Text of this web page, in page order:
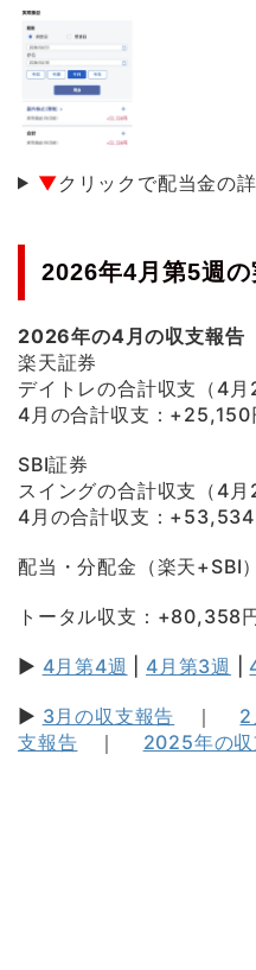
▼クリックで配当金の
2026年4月第5週
2026年の4月の収支報告
楽天証券
デイトレの合計収支（4
4月の合計収支：+25,150
SBI証券
スイングの合計収支（4
4月の合計収支：+53,534
配当・分配金（楽天+SBI
トータル収支：+80,358
▶ 4月第4週 4月第3週
▶ 3月の収支報告 ｜ 2
支報告 ｜ 2025年の